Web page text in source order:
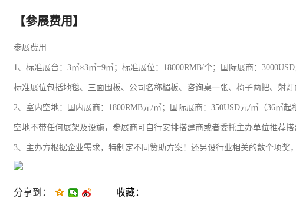
【参展费用】
参展费用
1、标准展台：3㎡×3㎡=9㎡；标准展位：18000RMB/个；国际展商：3000USD
标准展位包括地毯、三面围板、公司名称楣板、咨询桌一张、椅子两把、射
2、室内空地：国内展商：1800RMB元/㎡；国际展商：350USD元/㎡（36㎡起
空地不带任何展架及设施，参展商可自行安排搭建商或者委托主办单位推荐搭
3、主办方根据企业需求，特制定不同赞助方案！还另设行业相关的数个项奖
分享到：
收藏：